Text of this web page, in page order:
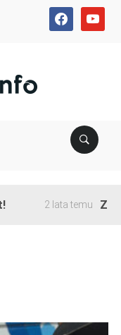
facebookyoutube
2 lata temu